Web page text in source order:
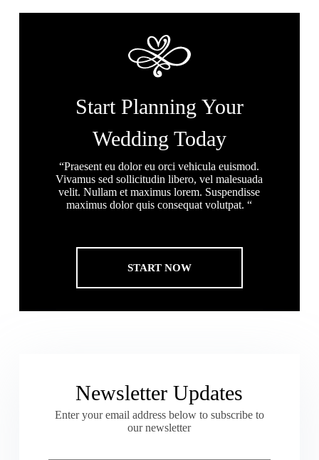
Start Planning Your
Wedding Today
“Praesent eu dolor eu orci vehicula euismod.
Vivamus sed sollicitudin libero, vel malesuada
velit. Nullam et maximus lorem. Suspendisse
maximus dolor quis consequat volutpat. “
START NOW
Newsletter Updates
Enter your email address below to subscribe to
our newsletter